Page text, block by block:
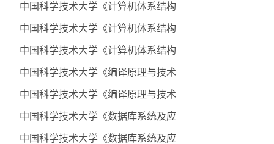
中国科学技术大学《计算机体系结构
中国科学技术大学《计算机体系结构
中国科学技术大学《计算机体系结构
中国科学技术大学《编译原理与技术
中国科学技术大学《编译原理与技术
中国科学技术大学《数据库系统及应
中国科学技术大学《数据库系统及应